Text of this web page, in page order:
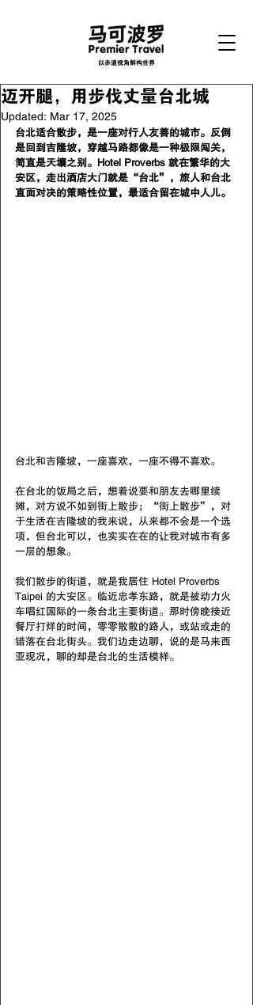
以赤道视角解构世界
迈开腿，用步伐丈量台北城
Updated: Mar 17, 2025
台北适合散步，是一座对行人友善的城市。反倒
是回到吉隆坡，穿越马路都像是一种极限闯关，
简直是天壤之别。Hotel Proverbs 就在繁华的大
安区，走出酒店大门就是“台北”，旅人和台北
直面对决的策略性位置，最适合留在城中人儿。
台北和吉隆坡，一座喜欢，一座不得不喜欢。
在台北的饭局之后，想着说要和朋友去哪里续
摊，对方说不如到街上散步；“街上散步”，对
于生活在吉隆坡的我来说，从来都不会是一个选
项，但台北可以，也实实在在的让我对城市有多
一层的想象。
我们散步的街道，就是我居住 Hotel Proverbs
Taipei 的大安区。临近忠孝东路，就是被动力火
车唱红国际的一条台北主要街道。那时傍晚接近
餐厅打烊的时间，零零散散的路人，或站或走的
错落在台北街头。我们边走边聊，说的是马来西
亚现况，聊的却是台北的生活模样。